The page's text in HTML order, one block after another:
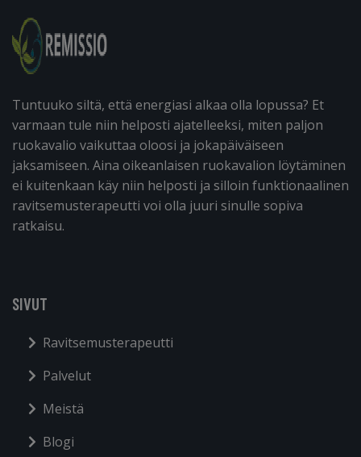
Tuntuuko siltä, että energiasi alkaa olla lopussa? Et
varmaan tule niin helposti ajatelleeksi, miten paljon
ruokavalio vaikuttaa oloosi ja jokapäiväiseen
jaksamiseen. Aina oikeanlaisen ruokavalion löytäminen
ei kuitenkaan käy niin helposti ja silloin funktionaalinen
ravitsemusterapeutti voi olla juuri sinulle sopiva
ratkaisu.
SIVUT
Ravitsemusterapeutti
Palvelut
Meistä
Blogi